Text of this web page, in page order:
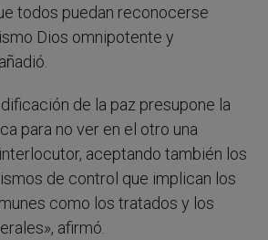
todos puedan reconocerse
Dios omnipotente y
de la paz presupone la
para no ver en el otro una
aceptando también los
de control que implican los
como los tratados y los
afirmó.